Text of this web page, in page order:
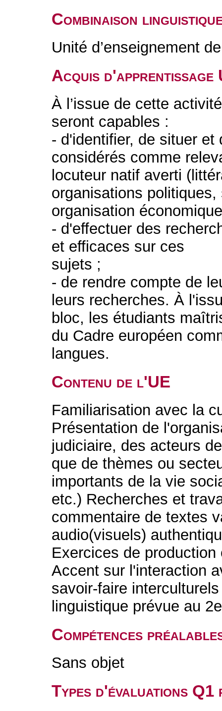
Combinaison
Unité d’enseignement
Acquis d'apprentissage
À l’issue de cette
seront capables :
- d'identifier, de situer
considérés comme
locuteur natif averti
organisations
organisation
- d'effectuer des
et efficaces sur ces
sujets ;
- de rendre compte de
leurs recherches. À
bloc, les étudiants
du Cadre européen
langues.
Contenu de l'UE
Familiarisation avec la
Présentation de
judiciaire, des acteurs
que de thèmes ou
importants de la vie
etc.) Recherches et
commentaire de textes
audio(visuels)
Exercices de
Accent sur l'interaction
savoir-faire
linguistique prévue au
Compétences
Sans objet
Types d'évaluations